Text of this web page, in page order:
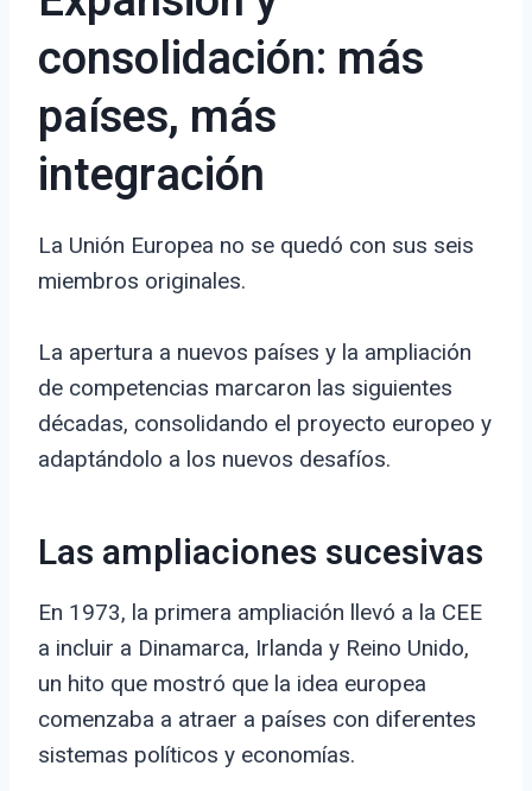
consolidación: más
países, más
integración
La Unión Europea no se quedó con sus seis
miembros originales.
La apertura a nuevos países y la ampliación
de competencias marcaron las siguientes
décadas, consolidando el proyecto europeo y
adaptándolo a los nuevos desafíos.
Las ampliaciones sucesivas
En 1973, la primera ampliación llevó a la CEE
a incluir a Dinamarca, Irlanda y Reino Unido,
un hito que mostró que la idea europea
comenzaba a atraer a países con diferentes
sistemas políticos y economías.